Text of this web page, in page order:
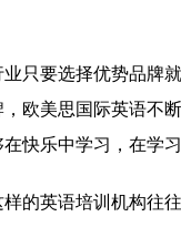
只要选择优势品牌
欧美思国际英语不
快乐中学习，在学
的英语培训机构往